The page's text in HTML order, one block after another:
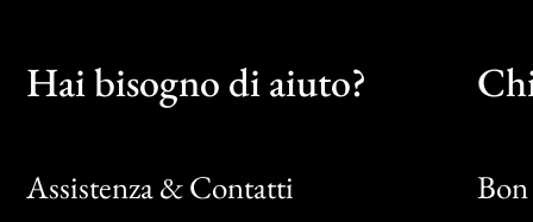
Hai bisogno di aiuto?
Assistenza & Contatti